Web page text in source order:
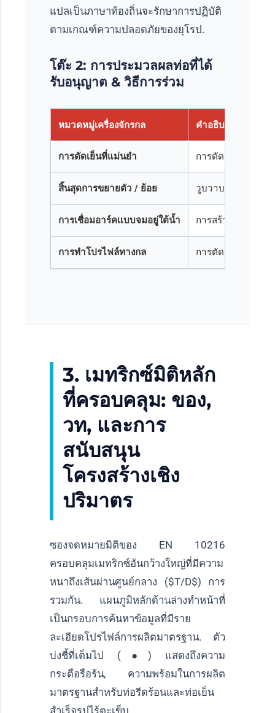
แปลเป็นภาษาท้องถิ่นจะรักษาการปฏิบัติ
ตามเกณฑ์ความปลอดภัยของยุโรป.
โต๊ะ 2: การประมวลผลท่อที่ได้
รับอนุญาต & วิธีการร่วม
หมวดหมู่เครื่องจักรกล คำอธิบายขั้นตอน
การดัดเย็นที่แม่นยำ การดัดแบบหมุนแล
สิ้นสุดการขยายตัว / ย้อย วูบวาบทางกล, การ
การเชื่อมอาร์คแบบจมอยู่ใต้น้ำ การสร้างล่วงหน้า
การทำโปรไฟล์ทางกล การตัดร่องเรเดีย
3. เมทริกซ์มิติหลัก
ที่ครอบคลุม: ของ,
วท, และการ
สนับสนุน
โครงสร้างเชิง
ปริมาตร
ซองจดหมายมิติของ EN 10216
ครอบคลุมเมทริกซ์อันกว้างใหญ่ที่มีความ
หนาถึงเส้นผ่านศูนย์กลาง ($T/D$) การ
รวมกัน. แผนภูมิหลักด้านล่างทำหน้าที่
เป็นกรอบการค้นหาข้อมูลที่มีราย
ละเอียดโปรไฟล์การผลิตมาตรฐาน. ตัว
บ่งชี้ที่เต็มไป (●) แสดงถึงความ
กระตือรือร้น, ความพร้อมในการผลิต
มาตรฐานสำหรับท่อรีดร้อนและท่อเย็น